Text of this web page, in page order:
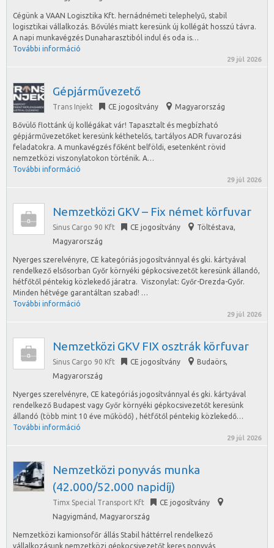
Cégünk a VAAN Logisztika Kft. hernádnémeti telephelyű, stabil
logisztikai vállalkozás. Bővülés miatt keresünk új kollégát hosszú távra.
A napi munkavégzés Dunaharasztiból indul és oda is…
További információ
29 júl 2026
Gépjárművezető
Trans Injekt CE jogosítvány Magyarország
Bővülő flottánk új kollégákat vár! Tapasztalt és megbízható
gépjárművezetőket keresünk kéthetelős, tartályos ADR fuvarozási
feladatokra. A munkavégzés főként belföldi, esetenként rövid
nemzetközi viszonylatokon történik. A…
További információ
29 júl 2026
Nemzetközi GKV – Fix német körfuvar
Sinus Cargo 90 Kft CE jogosítvány Töltéstava,
Magyarország
Nyerges szerelvényre, CE kategóriás jogosítvánnyal és gki. kártyával
rendelkező elsősorban Győr környéki gépkocsivezetőt keresünk állandó,
hétfőtől péntekig közlekedő járatra. Viszonylat: Győr-Drezda-Győr.
Minden hétvége garantáltan szabad! …
További információ
29 júl 2026
Nemzetközi GKV FIX osztrák körfuvar
Sinus Cargo 90 Kft CE jogosítvány Budaörs,
Magyarország
Nyerges szerelvényre, CE kategóriás jogosítvánnyal és gki. kártyával
rendelkező Budapest vagy Győr környéki gépkocsivezetőt keresünk
állandó (több mint 10 éve működő) , hétfőtől péntekig közlekedő…
További információ
29 júl 2026
Nemzetközi ponyvás munka
(42.000/52.000 napidíj)
Timx Special Transport Kft
CE jogosítvány
Nagyigmánd, Magyarország
Nemzetközi kamionsofőr állás Stabil háttérrel rendelkező
vállalkozásunk nemzetközi gépkocsivezetőt keres ponyvás